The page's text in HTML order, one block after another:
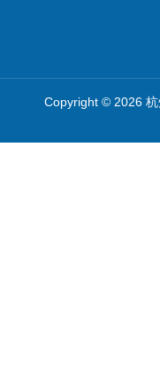
Copyright © 2026